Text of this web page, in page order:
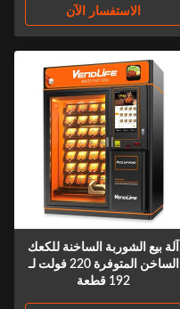
المكاتب والمصانع. المشغلون ،
الاستفسار الآن
آلة بيع الشوربة الساخنة للكعك
الساخن المتوفرة 220 فولت لـ
192 قطعة